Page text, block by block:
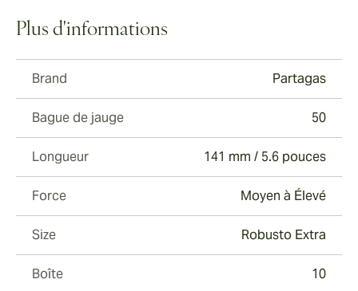
Plus d'informations
Brand Partagas
Bague de jauge 50
Longueur 141 mm / 5.6 pouces
Force Moyen à Élevé
Size Robusto Extra
Boîte 10